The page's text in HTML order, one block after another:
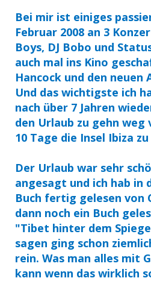
IMPRESSUM
Bei mir ist einiges
Februar 2008 an 3
Boys, DJ Bobo und
auch mal ins Kino
Hancock und den neuen
Und das wichtigste ich
nach über 7 Jahren
den Urlaub zu gehn weg
10 Tage die Insel Ibiza
Der Urlaub war sehr
angesagt und ich hab in
Buch fertig gelesen von
dann noch ein Buch
"Tibet hinter dem
sagen ging schon
rein. Was man alles mit
kann wenn das wirklich